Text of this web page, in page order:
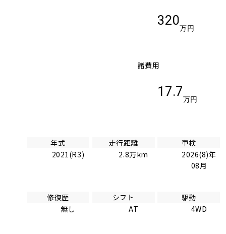
320
万円
諸費用
17.7
万円
年式
2021(R3)
走行距離
2.8万km
車検
2026(8)年
08月
修復歴
無し
シフト
AT
駆動
4WD